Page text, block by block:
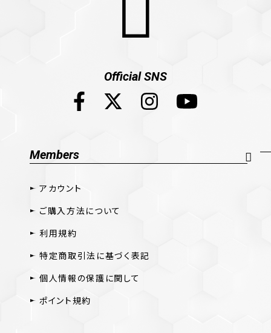
Official SNS
Members
アカウント
ご購入方法について
利用規約
特定商取引法に基づく表記
個人情報の保護に関して
ポイント規約